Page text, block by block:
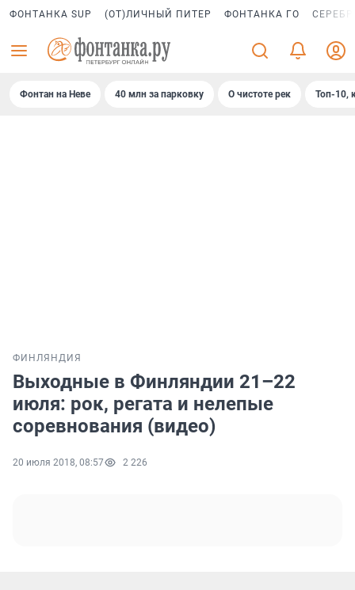
ФОНТАНКА SUP (ОТ)ЛИЧНЫЙ ПИТЕР ФОНТАНКА ГО
Фонтан на Неве 40 млн за парковку О чистоте рек Топ-10,
ФИНЛЯНДИЯ
Выходные в Финляндии 21–22
июля: рок, регата и нелепые
соревнования (видео)
20 июля 2018, 08:57 2 226